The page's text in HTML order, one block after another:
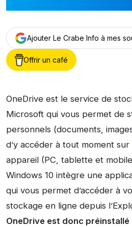
Ajouter Le Crabe Info à mes
Offrir un café
OneDrive est le service de
Microsoft qui vous permet de
personnels (documents,
d’y accéder à tout moment sur
appareil (PC, tablette et
Windows 10 intègre une
qui vous permet d’accéder à
stockage en ligne depuis
OneDrive est donc préinstallé